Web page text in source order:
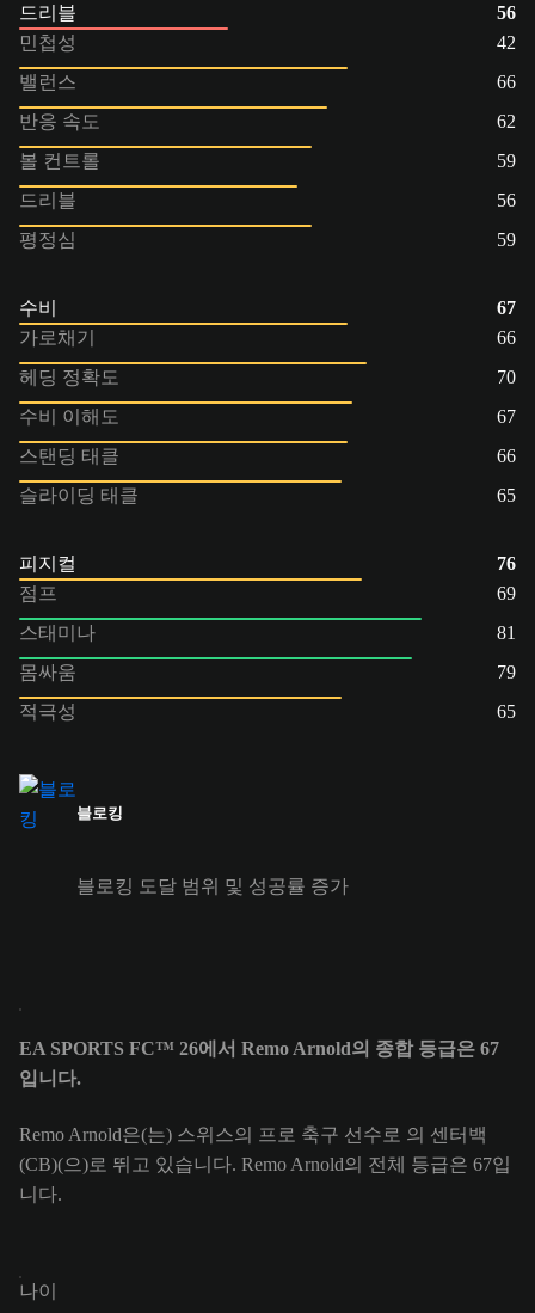
드리블
56
민첩성
42
밸런스
66
반응 속도
62
볼 컨트롤
59
드리블
56
평정심
59
수비
67
가로채기
66
헤딩 정확도
70
수비 이해도
67
스탠딩 태클
66
슬라이딩 태클
65
피지컬
76
점프
69
스태미나
81
몸싸움
79
적극성
65
블로킹
블로킹 도달 범위 및 성공률 증가
EA SPORTS FC™ 26에서 Remo Arnold의 종합 등급은 67
입니다.
Remo Arnold은(는) 스위스의 프로 축구 선수로 의 센터백
(CB)(으)로 뛰고 있습니다. Remo Arnold의 전체 등급은 67입
니다.
나이